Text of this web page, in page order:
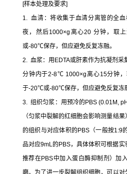
[样本处理及要求]
1. 血清：将收集于血清分离管的全
夜，然后1000×g离心20 分钟，取
或-80℃保存，但应避免反复冻融。
2. 血浆：用EDTA或肝素作为抗凝剂采
分钟内于2-8℃ 1000×g离心15分钟
于-20℃或-80℃保存，但应避免反复冻
3. 组织匀浆：用预冷的PBS (0.01M,
（匀浆中裂解的红细胞会影响测量结
的组织与对应体积的PBS（一般按1:9
品对应9mL的PBS，具体体积可根据实
推荐在PBS中加入蛋白酶抑制剂）加
磨。为了进一步裂解组织细胞，可以